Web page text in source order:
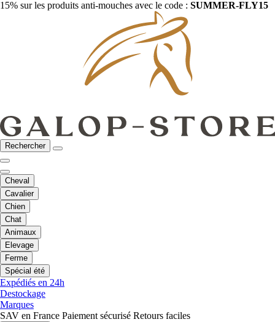
15% sur les produits anti-mouches avec le code : SUMMER-FLY15
Rechercher
Cheval
Cavalier
Chien
Chat
Animaux
Elevage
Ferme
Spécial été
Expédiés en 24h
Destockage
Marques
SAV en France Paiement sécurisé Retours faciles